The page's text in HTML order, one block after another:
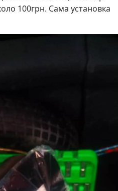
100грн. Сама установка